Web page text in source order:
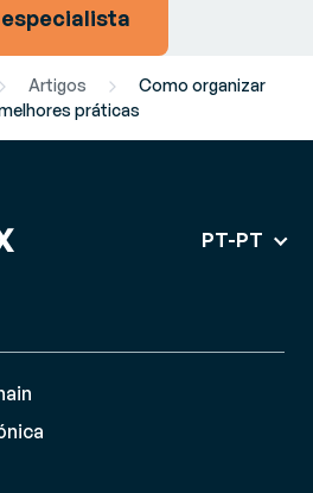
Artigos
Como organizar
práticas
PT-PT